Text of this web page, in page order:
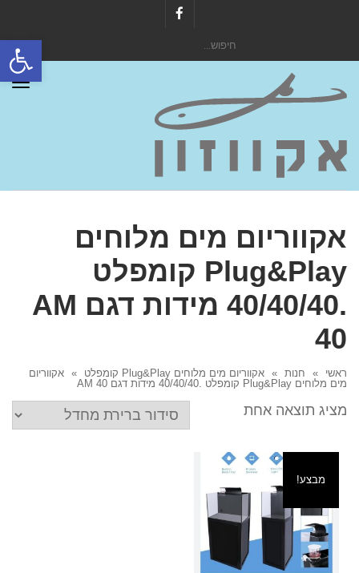
פתח
אקווריום מים מלוחים
Plug&Play קומפלט
.40/40/40 מידות דגם AM
40
ראשי » חנות » אקווריום מים מלוחים Plug&Play קומפלט » אקווריום
מים מלוחים Plug&Play קומפלט .40/40/40 מידות דגם AM 40
מציג תוצאה אחת
מבצע!